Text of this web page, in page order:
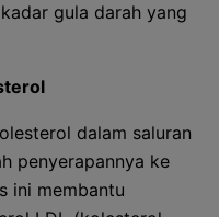
gula darah yang
dalam saluran
penyerapannya ke
ini membantu